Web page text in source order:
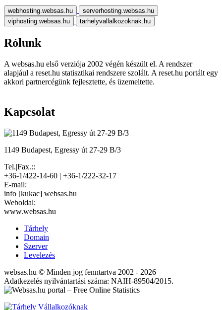
webhosting.websas.hu
serverhosting.websas.hu
viphosting.websas.hu
tarhelyvallalkozoknak.hu
Rólunk
A websas.hu első verziója 2002 végén készült el. A rendszer
alapjául a reset.hu statisztikai rendszere szolált. A reset.hu portált egy
akkori partnercégünk fejlesztette, és üzemeltette.
Kapcsolat
1149 Budapest, Egressy út 27-29 B/3
Tel.|Fax.::
+36-1/422-14-60 | +36-1/222-32-17
E-mail:
info [kukac] websas.hu
Weboldal:
www.websas.hu
Tárhely
Domain
Szerver
Levelezés
websas.hu © Minden jog fenntartva 2002 - 2026
Adatkezelés nyilvántartási száma: NAIH-89504/2015.